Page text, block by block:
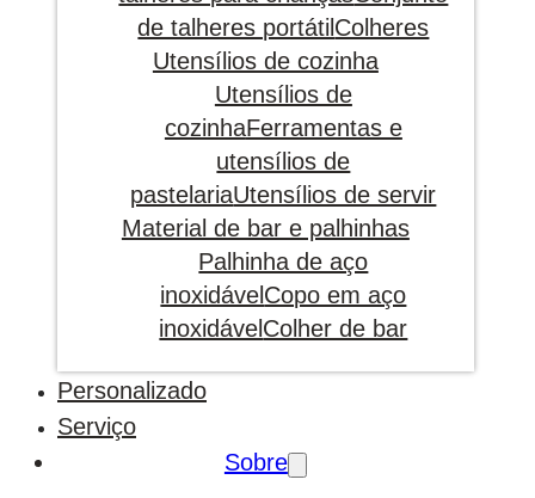
de talheres portátil Colheres
Utensílios de cozinha
Utensílios de
cozinhaFerramentas e
utensílios de
pastelariaUtensílios de servir
Material de bar e palhinhas
Palhinha de aço
inoxidável Copo em aço
inoxidável Colher de bar
Personalizado
Serviço
Sobre